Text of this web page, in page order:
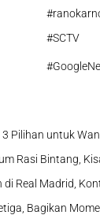
#SCTV
3 Pilihan untuk
Rasi Bintang,
Real Madrid,
Bagikan